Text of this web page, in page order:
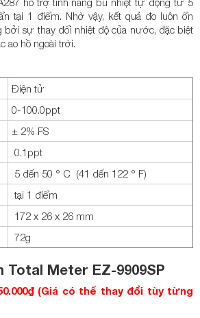
tại 1 điểm. Nhờ vậy, kết quả đo luôn ổn
bởi sự thay đổi nhiệt độ của nước, đặc biệt
ao hồ ngoài trời.
Điện tử
0-100.0ppt
± 2% FS
0.1ppt
5 đến 50 ° C (41 đến 122 ° F)
tại 1 điểm
172 x 26 x 26 mm
72g
Total Meter EZ-9909SP
(Giá có thể thay đổi tùy từng